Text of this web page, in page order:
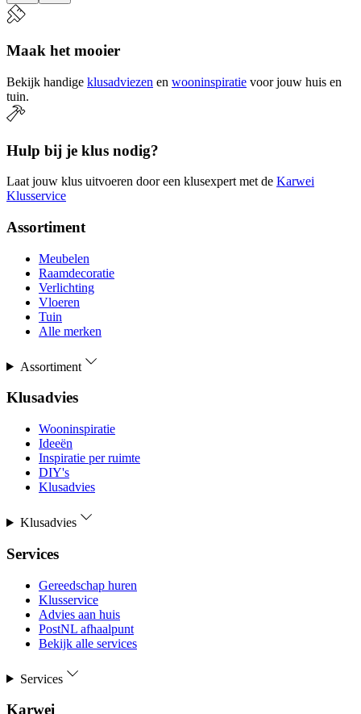
Maak het mooier
Bekijk handige klusadviezen en wooninspiratie voor jouw huis en
tuin.
Hulp bij je klus nodig?
Laat jouw klus uitvoeren door een klusexpert met de Karwei
Klusservice
Assortiment
Meubelen
Raamdecoratie
Verlichting
Vloeren
Tuin
Alle merken
Assortiment
Klusadvies
Wooninspiratie
Ideeën
Inspiratie per ruimte
DIY's
Klusadvies
Klusadvies
Services
Gereedschap huren
Klusservice
Advies aan huis
PostNL afhaalpunt
Bekijk alle services
Services
Karwei